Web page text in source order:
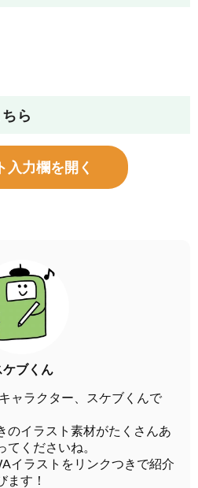
ら
入力欄を開く
ケブくん
ャラクター、スケブくんで
のイラスト素材がたくさんあ
てくださいね。
イラストをリンクつきで紹介
ます！